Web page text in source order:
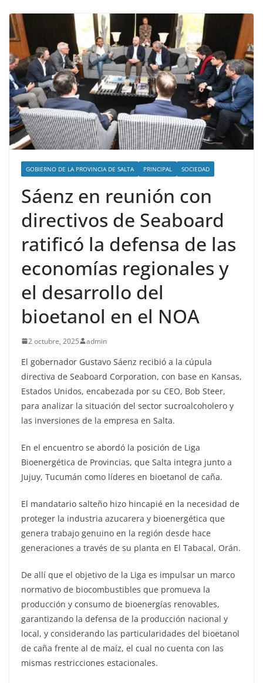
GOBIERNO DE LA PROVINCIA DE SALTA PRINCIPAL SOCIEDAD
Sáenz en reunión con
directivos de Seaboard
ratificó la defensa de las
economías regionales y
el desarrollo del
bioetanol en el NOA
2 octubre, 2025 admin
El gobernador Gustavo Sáenz recibió a la cúpula
directiva de Seaboard Corporation, con base en Kansas,
Estados Unidos, encabezada por su CEO, Bob Steer,
para analizar la situación del sector sucroalcoholero y
las inversiones de la empresa en Salta.
En el encuentro se abordó la posición de Liga
Bioenergética de Provincias, que Salta integra junto a
Jujuy, Tucumán como líderes en bioetanol de caña.
El mandatario salteño hizo hincapié en la necesidad de
proteger la industria azucarera y bioenergética que
genera trabajo genuino en la región desde hace
generaciones a través de su planta en El Tabacal, Orán.
De allí que el objetivo de la Liga es impulsar un marco
normativo de biocombustibles que promueva la
producción y consumo de bioenergías renovables,
garantizando la defensa de la producción nacional y
local, y considerando las particularidades del bioetanol
de caña frente al de maíz, el cual no cuenta con las
mismas restricciones estacionales.